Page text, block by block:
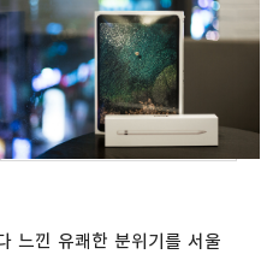
느낀 유쾌한 분위기를 서울